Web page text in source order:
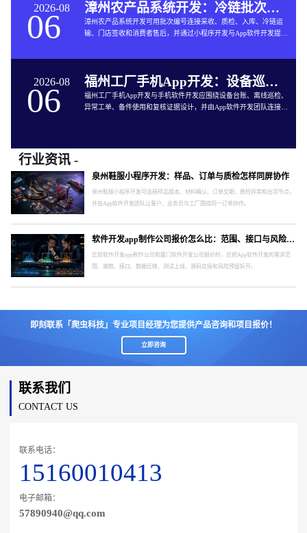
2026-08
06 漳州农产品系统开发：冷链批次如何连接仓储与售后
漳州农产品系统开发可用批次编号连接采收、质检、入库、冷链运
输、门店签收和消费者售后，并通过小程序开发与App软件开发提供
2026-08
06 福州工厂手机App开发：设备巡检如何兼顾离线与追责
福州工厂手机App开发与手机软件开发应围绕设备台账、离线巡检、
异常工单、备件使用和复核证据设计，并由App软件开发团队连接生
行业资讯 -
泉州鞋服小程序开发：样品、订单与质检怎样同屏协作
泉州鞋服小程序开发可连接样品版本、材料确认、订单交期、质检异常和出货节点，
并由App软件开发团队让客户、业务员与工厂围绕同一订单协作。
软件开发app制作公司报价怎么比：范围、接口与风险要分开
比较软件开发app制作公司和厦门软件开发公司报价时，应把App软件开发的需求范
围、端数、接口、数据迁移、测试上线、源码交接和风险预留拆开。
即刻联系「爬虫科技」专业项目经理为您提供产品咨询和项目报价！
立即咨询
联系我们
CONTACT US
联系电话：
15160010413
电子邮箱：
57890940@qq.com